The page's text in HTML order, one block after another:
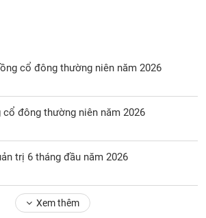
cổ đông thường niên năm 2026
đông thường niên năm 2026
trị 6 tháng đầu năm 2026
Xem thêm